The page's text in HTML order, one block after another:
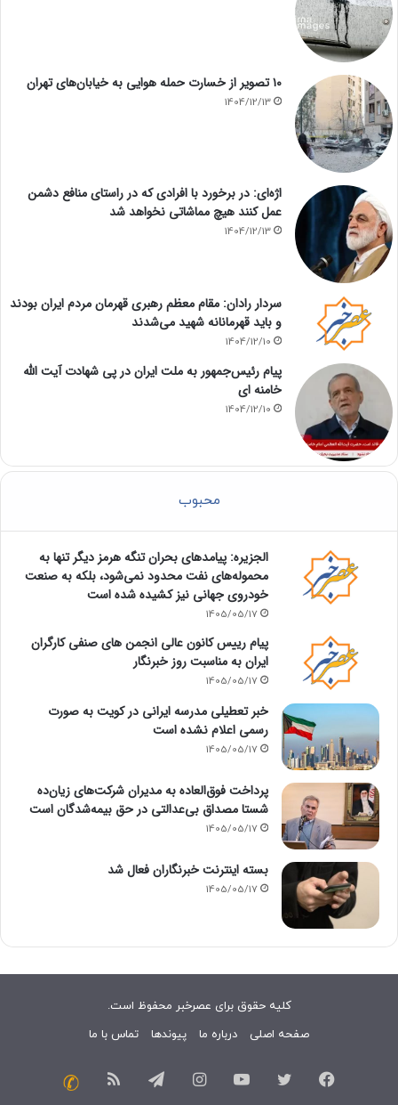
۱۰ تصویر از خسارت حمله هوایی به خیابان‌های تهران
1404/12/13
اژه‌ای: در برخورد با افرادی که در راستای منافع دشمن
عمل کنند هیچ مماشاتی نخواهد شد
1404/12/13
سردار رادان: مقام معظم رهبری قهرمان مردم ایران بودند
و باید قهرمانانه شهید می‌شدند
1404/12/10
پیام رئیس‌جمهور به ملت ایران در پی شهادت آیت الله
خامنه ای
1404/12/10
محبوب
الجزیره: پیامدهای بحران تنگه هرمز دیگر تنها به
محموله‌های نفت محدود نمی‌شود، بلکه به صنعت
خودروی جهانی نیز کشیده شده است
1405/05/17
پیام رییس کانون عالی انجمن های صنفی کارگران
ایران به مناسبت روز خبرنگار
1405/05/17
خبر تعطیلی مدرسه ایرانی در کویت به صورت
رسمی اعلام نشده است
1405/05/17
پرداخت فوق‌العاده به مدیران شرکت‌های زیان‌ده
شستا مصداق بی‌عدالتی در حق بیمه‌شدگان است
1405/05/17
بسته اینترنت خبرنگاران فعال شد
1405/05/17
کلیه حقوق برای عصرخبر محفوظ است.
صفحه اصلی
درباره ما پیوندها تماس با ما
فیسبوک توییتر یوتیوب اینستاگرامتلگرام خوراک